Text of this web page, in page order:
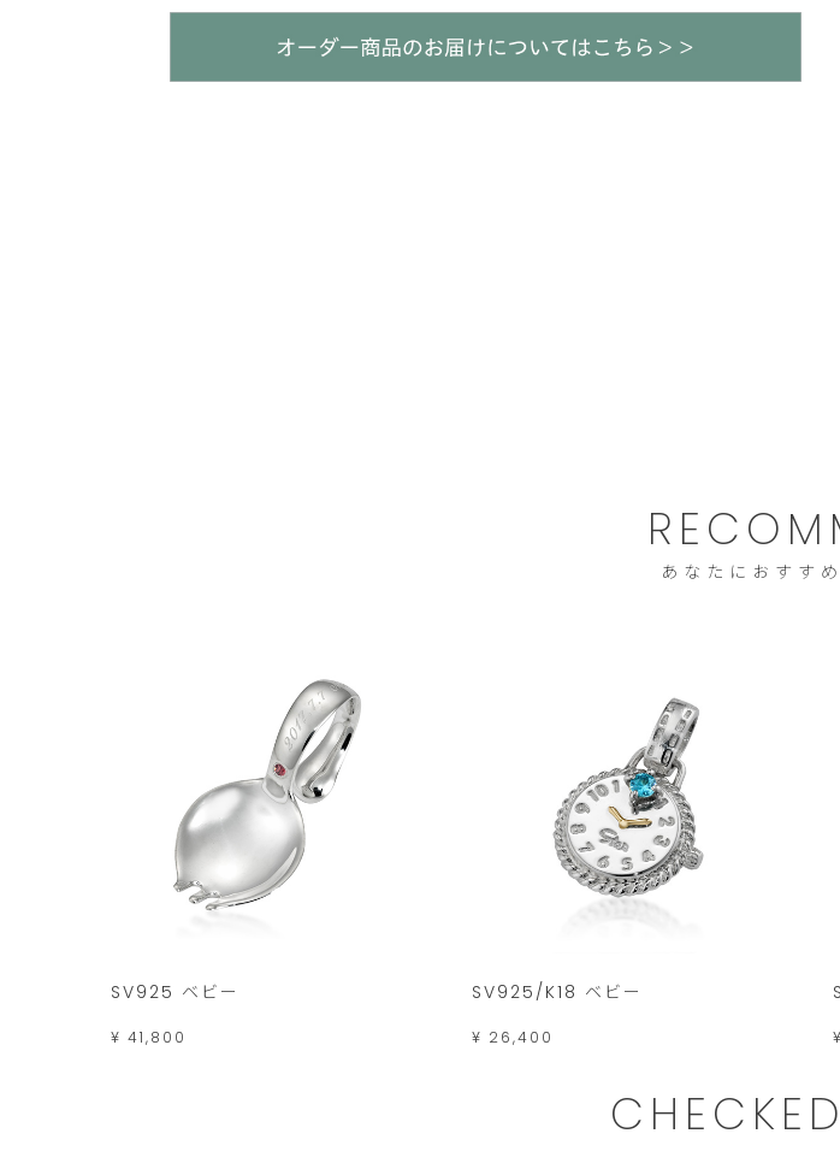
あなたにおすす
SV925 ベビー
¥ 41,800
SV925/K18 ベビー
¥ 26,400